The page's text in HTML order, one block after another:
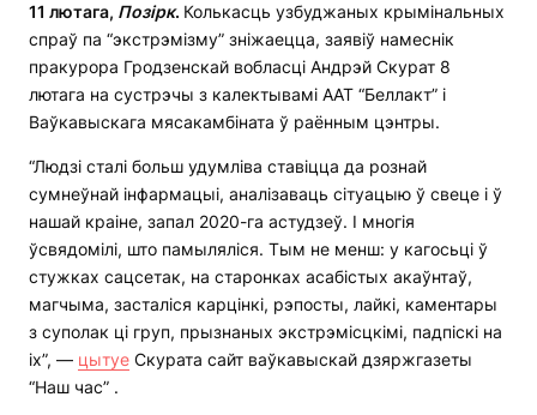
11 лютага, Позірк. Колькасць узбуджаных крымінальных
спраў па “экстрэмізму” зніжаецца, заявіў намеснік
пракурора Гродзенскай вобласці Андрэй Скурат 8
лютага на сустрэчы з калектывамі ААТ “Беллакт” і
Ваўкавыскага мясакамбіната ў раённым цэнтры.
“Людзі сталі больш удумліва ставіцца да рознай
сумнеўнай інфармацыі, аналізаваць сітуацыю ў свеце і ў
нашай краіне, запал 2020-га астудзеў. І многія
ўсвядомілі, што памыляліся. Тым не менш: у кагосьці ў
стужках сацсетак, на старонках асабістых акаўнтаў,
магчыма, засталіся карцінкі, рэпосты, лайкі, каментары
з суполак ці груп, прызнаных экстрэмісцкімі, падпіскі на
іх”, — цытуе Скурата сайт ваўкавыскай дзяржгазеты
“Наш час” .